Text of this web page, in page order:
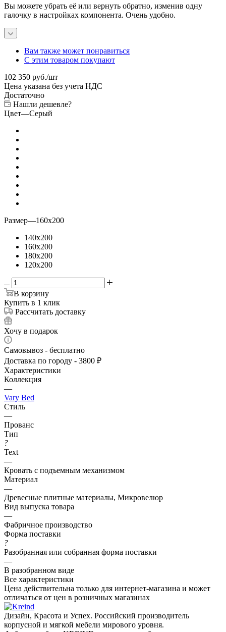
Вы можете убрать её или вернуть обратно, изменив одну
галочку в настройках компонента. Очень удобно.
Вам также может понравиться
С этим товаром покупают
102 350 руб./шт
Цена указана без учета НДС
Достаточно
Нашли дешевле?
Цвет—Серый
Размер—160x200
140x200
160x200
180x200
120x200
В корзину
Купить в 1 клик
Рассчитать доставку
Хочу в подарок
Самовывоз - бесплатно
Доставка по городу - 3800 ₽
Характеристики
Коллекция
—
Vary Bed
Стиль
—
Прованс
Тип
?
Text
—
Кровать с подъемным механизмом
Материал
—
Древесные плитные материалы, Микровелюр
Вид выпуска товара
—
Фабричное производство
Форма поставки
?
Разобранная или собранная форма поставки
—
В разобранном виде
Все характеристики
Цена действительна только для интернет-магазина и может
отличаться от цен в розничных магазинах
Дизайн, Красота и Успех. Российский производитель
корпусной и мягкой мебели мирового уровня.